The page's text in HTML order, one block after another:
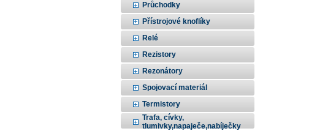
Průchodky
Přístrojové knoflíky
Relé
Rezistory
Rezonátory
Spojovací materiál
Termistory
Trafa, cívky,
tlumivky,napaječe,nabíječky